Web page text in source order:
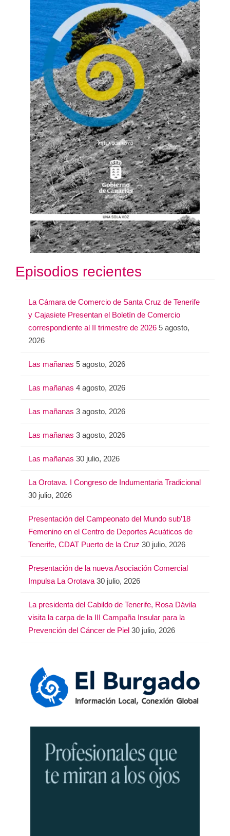
Episodios recientes
La Cámara de Comercio de Santa Cruz de Tenerife
y Cajasiete Presentan el Boletín de Comercio
correspondiente al II trimestre de 2026 5 agosto,
2026
Las mañanas 5 agosto, 2026
Las mañanas 4 agosto, 2026
Las mañanas 3 agosto, 2026
Las mañanas 3 agosto, 2026
Las mañanas 30 julio, 2026
La Orotava. I Congreso de Indumentaria Tradicional
30 julio, 2026
Presentación del Campeonato del Mundo sub’18
Femenino en el Centro de Deportes Acuáticos de
Tenerife, CDAT Puerto de la Cruz 30 julio, 2026
Presentación de la nueva Asociación Comercial
Impulsa La Orotava 30 julio, 2026
La presidenta del Cabildo de Tenerife, Rosa Dávila
visita la carpa de la III Campaña Insular para la
Prevención del Cáncer de Piel 30 julio, 2026